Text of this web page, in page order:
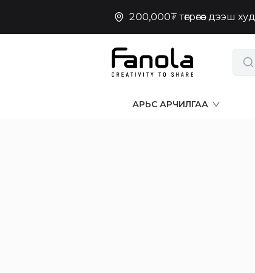
200,000₮ төгрөгөөс дээш
АРЬС АРЧИЛГАА